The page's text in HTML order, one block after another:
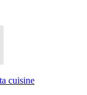
cuisine